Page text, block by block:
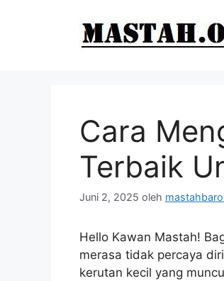
Cara
Terbaik
Juni 2, 2025 oleh
Hello Kawan Mastah!
merasa tidak percaya
kerutan kecil yang